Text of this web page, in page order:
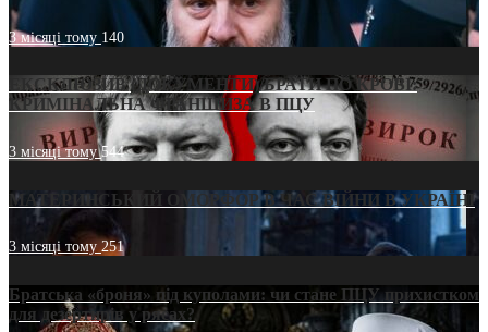
3 місяці тому 140
ЕКСКЛЮЗИВ (ДОКУМЕНТИ)/БРАТИ ПО КРОВІ:
КРИМІНАЛЬНА ФРАНШИЗА В ПЦУ
3 місяці тому544
МАТЕРИНСЬКИЙ ОМОРФОР В ЧАС ВІЙНИ В УКРАЇНІ
3 місяці тому251
Братська «броня» під куполами: чи стане ПЦУ прихистком
для дезертирів у рясах?